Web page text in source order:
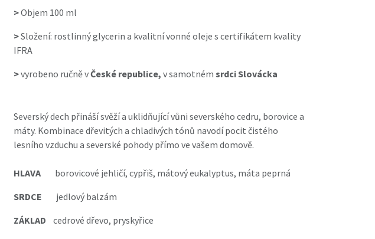
>Objem 100 ml
>Složení: rostlinný glycerin a kvalitní vonné oleje s certifikátem kvality
IFRA
>vyrobeno ručně vČeské republice, v samotném srdci Slovácka
Severský dech přináší svěží a uklidňující vůni severského cedru, borovice a
máty. Kombinace dřevitých a chladivých tónů navodí pocit čistého
lesního vzduchu a severské pohody přímo ve vašem domově.
HLAVA borovicové jehličí, cypřiš, mátový eukalyptus, máta peprná
SRDCE jedlový balzám
ZÁKLAD cedrové dřevo, pryskyřice